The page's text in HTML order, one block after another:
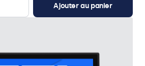
Ajouter au panier